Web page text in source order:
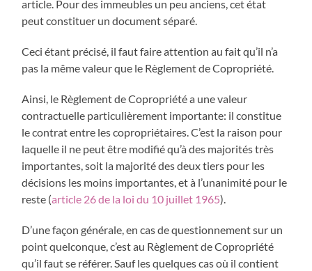
article. Pour des immeubles un peu anciens, cet état
peut constituer un document séparé.
Ceci étant précisé, il faut faire attention au fait qu’il n’a
pas la même valeur que le Règlement de Copropriété.
Ainsi, le Règlement de Copropriété a une valeur
contractuelle particulièrement importante: il constitue
le contrat entre les copropriétaires. C’est la raison pour
laquelle il ne peut être modifié qu’à des majorités très
importantes, soit la majorité des deux tiers pour les
décisions les moins importantes, et à l’unanimité pour le
reste (article 26 de la loi du 10 juillet 1965).
D’une façon générale, en cas de questionnement sur un
point quelconque, c’est au Règlement de Copropriété
qu’il faut se référer. Sauf les quelques cas où il contient